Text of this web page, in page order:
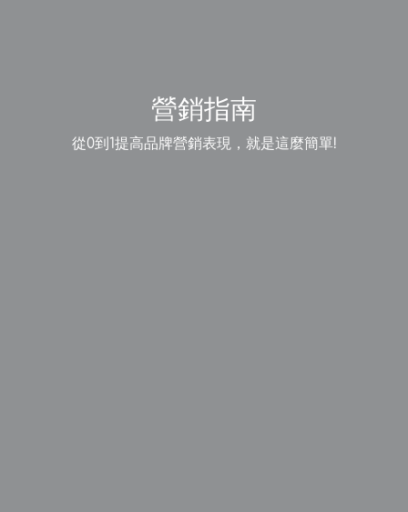
營銷指南
從0到1提高品牌營銷表現，就是這麼簡單!